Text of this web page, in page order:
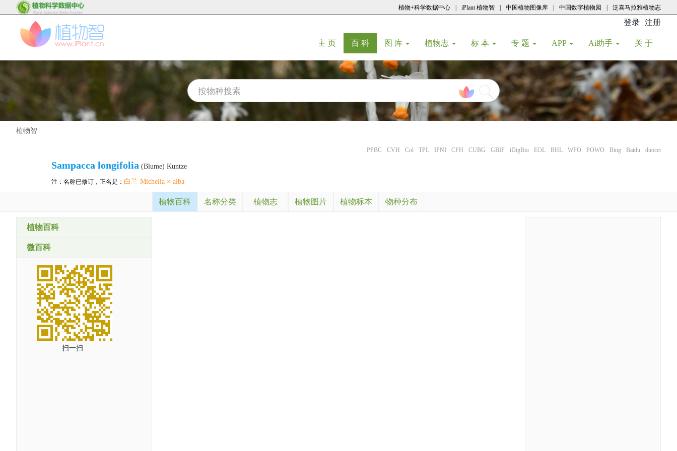
植物+科学数据中心 iPlant 植物智 中国植物图像库 中国数字植物园 泛喜马拉雅植物志
登录 注册
主 页(current)
百 科(current)
图 库 植物志 标 本 专 题 APP Ai助手 关 于
植物智
PPBC CVH Col TPL IPNI CFH CUBG GBIF iDigBio EOL BHL WFO POWO Bing Baidu duocet
Sampacca longifolia (Blume) Kuntze
注：名称已修订，正名是： 白兰 Michelia × alba
植物百科 名称分类 植物志 植物图片 植物标本 物种分布
植物百科
微百科
扫一扫